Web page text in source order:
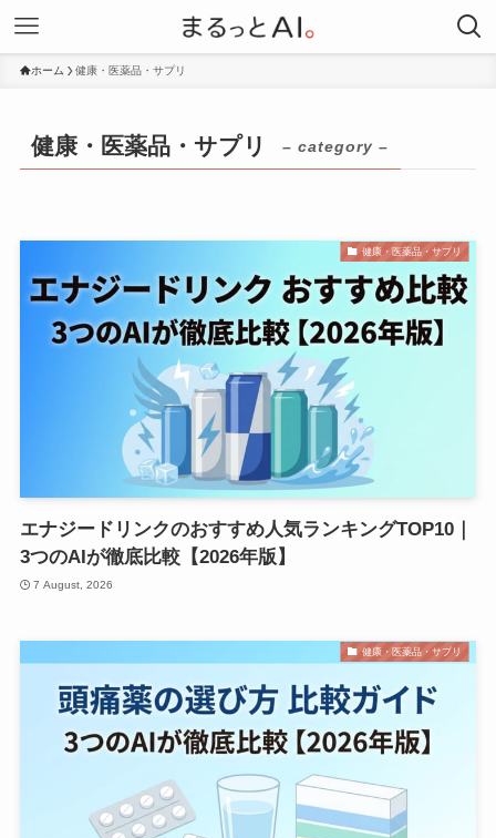
ホーム 健康・医薬品・サプリ
健康・医薬品・サプリ – category –
健康・医薬品・サプリ
エナジードリンクのおすすめ人気ランキングTOP10｜
3つのAIが徹底比較【2026年版】
7 August, 2026
健康・医薬品・サプリ